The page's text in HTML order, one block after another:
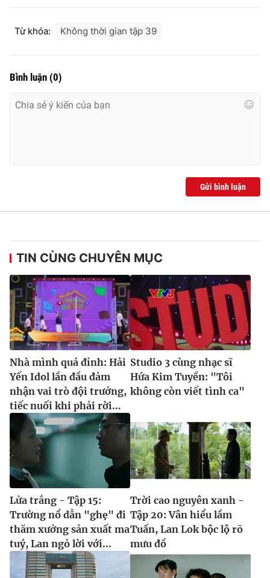
Từ khóa: Không thời gian tập 39
Bình luận (0)
Gửi bình luận
TIN CÙNG CHUYÊN MỤC
Nhà mình quá đỉnh: Hải
Yến Idol lần đầu đảm
nhận vai trò đội trưởng,
tiếc nuối khi phải rời...
Studio 3 cùng nhạc sĩ
Hứa Kim Tuyền: "Tôi
không còn viết tình ca"
Lửa trắng - Tập 15:
Trường nổ dẫn "ghẹ" đi
thăm xưởng sản xuất ma
tuý, Lan ngỏ lời với...
Trời cao nguyên xanh -
Tập 20: Vân hiểu lầm
Tuấn, Lan Lok bộc lộ rõ
mưu đồ